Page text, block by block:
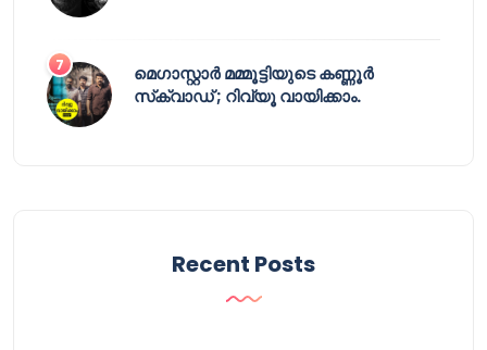
മെഗാസ്റ്റാർ മമ്മൂട്ടിയുടെ കണ്ണൂർ
സ്‌ക്വാഡ് ; റിവ്യൂ വായിക്കാം.
Recent Posts